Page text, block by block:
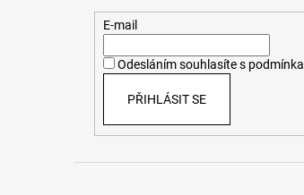
E-mail
Odesláním souhlasíte s
PŘIHLÁSIT SE